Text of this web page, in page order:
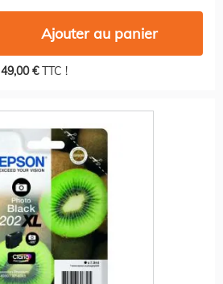
Ajouter au panier
49,00 €TTC !